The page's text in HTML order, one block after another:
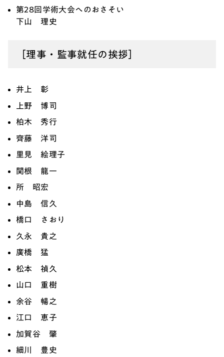
第28回学術大会へのおさそい
下山 理史
［理事・監事就任の挨拶］
井上 彰
上野 博司
柏木 秀行
齊藤 洋司
里見 絵理子
関根 龍一
所 昭宏
中島 信久
橋口 さおり
久永 貴之
廣橋 猛
松本 禎久
山口 重樹
余谷 暢之
江口 恵子
加賀谷 肇
細川 豊史